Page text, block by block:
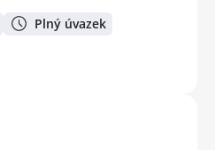
Plný úvazek